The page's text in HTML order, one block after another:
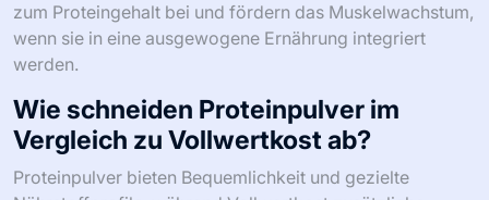
zum Proteingehalt bei und fördern das Muskelwachstum,
wenn sie in eine ausgewogene Ernährung integriert
werden.
Wie schneiden Proteinpulver im
Vergleich zu Vollwertkost ab?
Proteinpulver bieten Bequemlichkeit und gezielte